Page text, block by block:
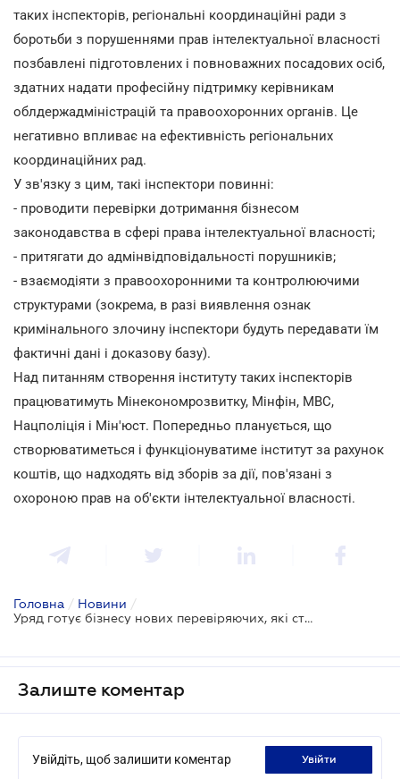
таких інспекторів, регіональні координаційні ради з
боротьби з порушеннями прав інтелектуальної власності
позбавлені підготовлених і повноважних посадових осіб,
здатних надати професійну підтримку керівникам
облдержадміністрацій та правоохоронних органів. Це
негативно впливає на ефективність регіональних
координаційних рад.
У зв'язку з цим, такі інспектори повинні:
- проводити перевірки дотримання бізнесом
законодавства в сфері права інтелектуальної власності;
- притягати до адмінвідповідальності порушників;
- взаємодіяти з правоохоронними та контролюючими
структурами (зокрема, в разі виявлення ознак
кримінального злочину інспектори будуть передавати їм
фактичні дані і доказову базу).
Над питанням створення інституту таких інспекторів
працюватимуть Мінекономрозвитку, Мінфін, МВС,
Нацполіція і Мін'юст. Попередньо планується, що
створюватиметься і функціонуватиме інститут за рахунок
коштів, що надходять від зборів за дії, пов'язані з
охороною прав на об'єкти інтелектуальної власності.
Головна / Новини /
Уряд готує бізнесу нових перевіряючих, які стежитимуть за дотриманням прав інтелектуальної власності
Залиште коментар
Увійдіть, щоб залишити коментар увійти